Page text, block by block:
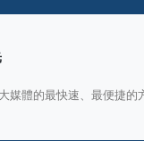
媒體的最快速、最便捷的